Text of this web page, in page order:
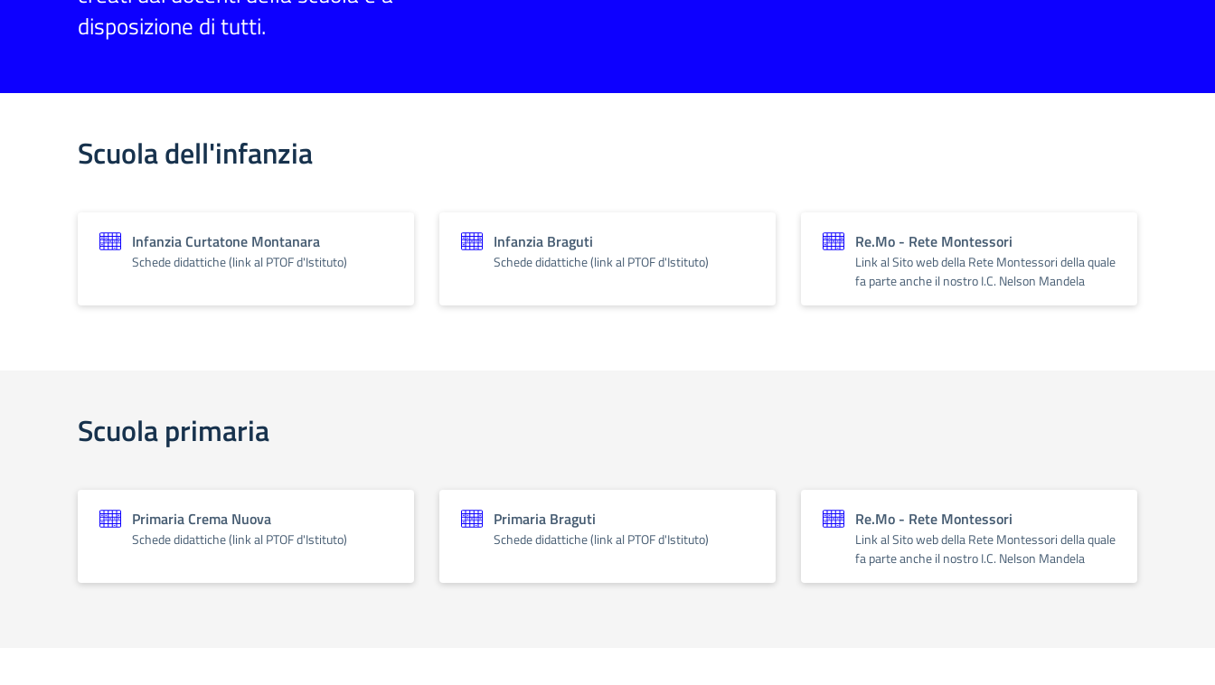
disposizione di tutti.
Scuola dell'infanzia
Infanzia Curtatone Montanara
Schede didattiche (link al PTOF d'Istituto)
Infanzia Braguti
Schede didattiche (link al PTOF d'Istituto)
Re.Mo - Rete Montessori
Link al Sito web della Rete Montessori della quale
fa parte anche il nostro I.C. Nelson Mandela
Scuola primaria
Primaria Crema Nuova
Schede didattiche (link al PTOF d'Istituto)
Primaria Braguti
Schede didattiche (link al PTOF d'Istituto)
Re.Mo - Rete Montessori
Link al Sito web della Rete Montessori della quale
fa parte anche il nostro I.C. Nelson Mandela